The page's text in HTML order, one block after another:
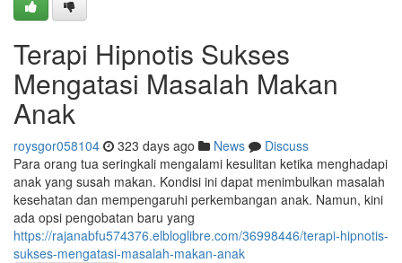
Terapi Hipnotis Sukses
Mengatasi Masalah Makan
Anak
roysgor058104 323 days ago News
Discuss
Para orang tua seringkali mengalami kesulitan ketika menghadapi
anak yang susah makan. Kondisi ini dapat menimbulkan masalah
kesehatan dan mempengaruhi perkembangan anak. Namun, kini
ada opsi pengobatan baru yang
https://rajanabfu574376.elbloglibre.com/36998446/terapi-hipnotis-
sukses-mengatasi-masalah-makan-anak